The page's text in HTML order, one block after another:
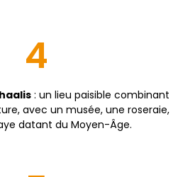
4
: un lieu paisible combinant
avec un musée, une roseraie,
datant du Moyen-Âge.